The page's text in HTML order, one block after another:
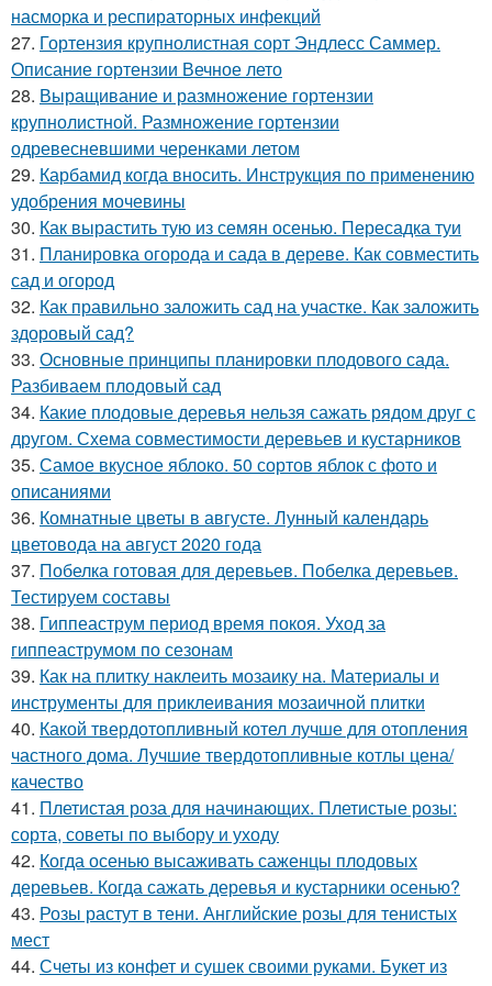
насморка и респираторных инфекций
27. Гортензия крупнолистная сорт Эндлесс Саммер.
Описание гортензии Вечное лето
28. Выращивание и размножение гортензии
крупнолистной. Размножение гортензии
одревесневшими черенками летом
29. Карбамид когда вносить. Инструкция по применению
удобрения мочевины
30. Как вырастить тую из семян осенью. Пересадка туи
31. Планировка огорода и сада в дереве. Как совместить
сад и огород
32. Как правильно заложить сад на участке. Как заложить
здоровый сад?
33. Основные принципы планировки плодового сада.
Разбиваем плодовый сад
34. Какие плодовые деревья нельзя сажать рядом друг с
другом. Схема совместимости деревьев и кустарников
35. Самое вкусное яблоко. 50 сортов яблок с фото и
описаниями
36. Комнатные цветы в августе. Лунный календарь
цветовода на август 2020 года
37. Побелка готовая для деревьев. Побелка деревьев.
Тестируем составы
38. Гиппеаструм период время покоя. Уход за
гиппеаструмом по сезонам
39. Как на плитку наклеить мозаику на. Материалы и
инструменты для приклеивания мозаичной плитки
40. Какой твердотопливный котел лучше для отопления
частного дома. Лучшие твердотопливные котлы цена/
качество
41. Плетистая роза для начинающих. Плетистые розы:
сорта, советы по выбору и уходу
42. Когда осенью высаживать саженцы плодовых
деревьев. Когда сажать деревья и кустарники осенью?
43. Розы растут в тени. Английские розы для тенистых
мест
44. Счеты из конфет и сушек своими руками. Букет из